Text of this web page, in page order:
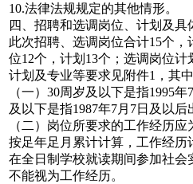
10.法律法规规定的其他情形。
四、招聘和选调岗位、计划及具
此次招聘、选调岗位合计15个，
位12个，计划13个；选调岗位
计划及专业等要求见附件1，其中
（一）30周岁及以下是指1995
及以下是指1987年7月7日及以后
（二）岗位所要求的工作经历
按足年足月累计计算，工作经历
在全日制学校就读期间参加社
不能视为工作经历。